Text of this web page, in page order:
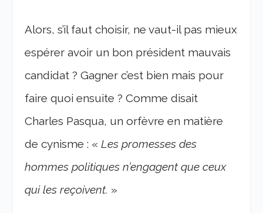
Alors, s’il faut choisir, ne vaut-il pas mieux
espérer avoir un bon président mauvais
candidat ? Gagner c’est bien mais pour
faire quoi ensuite ? Comme disait
Charles Pasqua, un orfèvre en matière
de cynisme : «Les promesses des
hommes politiques n’engagent que ceux
qui les reçoivent. »